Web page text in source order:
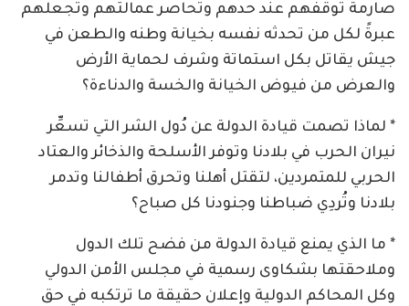
صارمة توقفهم عند حدهم وتحاصر عمالتهم وتجعلهم
عبرةً لكل من تحدثه نفسه بخيانة وطنه والطعن في
جيش يقاتل بكل استماتة وشرف لحماية الأرض
والعرض من فيوض الخيانة والخسة والدناءة؟
* لماذا تصمت قيادة الدولة عن دُول الشر التي تسعِّر
نيران الحرب في بلادنا وتوفر الأسلحة والذخائر والعتاد
الحربي للمتمردين، لتقتل أهلنا وتحرق أطفالنا وتدمر
بلادنا وتُردِي ضباطنا وجنودنا كل صباح؟
* ما الذي يمنع قيادة الدولة من فضح تلك الدول
وملاحقتها بشكاوى رسمية في مجلس الأمن الدولي
وكل المحاكم الدولية وإعلان حقيقة ما ترتكبه في حق